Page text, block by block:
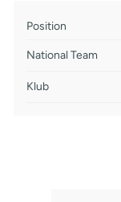
Position
National Team
Klub